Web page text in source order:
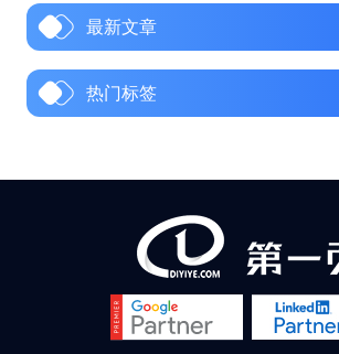
最新文章
热门标签